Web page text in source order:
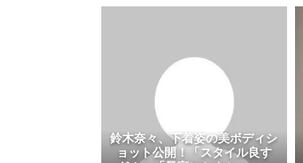
鈴木奈々、下着姿の美ボディシ
ョット公開！「スタイル良す